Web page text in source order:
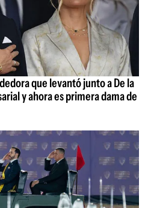
que levantó junto a De la
y ahora es primera dama de